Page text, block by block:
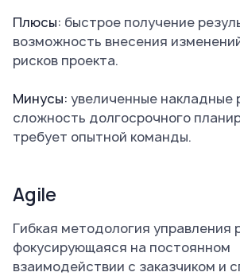
Плюсы: быстрое получение
возможность внесения
рисков проекта.
Минусы: увеличенные накладные
сложность долгосрочного
требует опытной команды.
Agile
Гибкая методология управления
фокусирующаяся на постоянном
взаимодействии с заказчиком и